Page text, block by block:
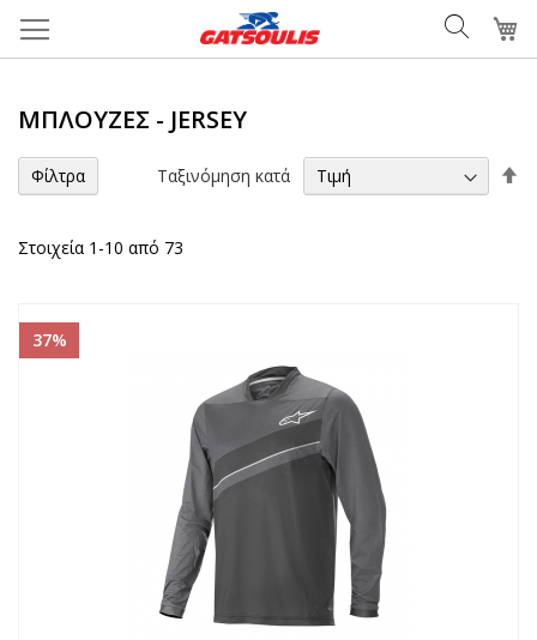
περιεχόμενο
ΜΠΛΟΎΖΕΣ - JERSEY
Στοιχεία 1 -10 από 73
Ταξινόμηση κατά
37%
Φίλτρα